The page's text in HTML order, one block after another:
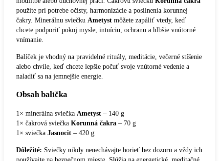
použite pri potrebe očisty, harmonizácie a posilnenia korunnej
čakry. Minerálnu sviečku Ametyst môžete zapáliť vtedy, keď
chcete podporiť pokoj mysle, intuíciu, ochranu a hlbšie vnútorné
vnímanie.
Balíček je vhodný na pravidelné rituály, meditácie, večerné stíšenie
alebo chvíle, keď chcete lepšie počuť svoje vnútorné vedenie a
naladiť sa na jemnejšie energie.
Obsah balíčka
1× minerálna sviečka Ametyst – 140 g
1× čakrová sviečka Korunná čakra – 70 g
1× sviečka Jasnocit – 420 g
Dôležité: Sviečky nikdy nenechávajte horieť bez dozoru a vždy ich
používajte na bezpečnom mieste. Slúžia na energetické, meditačné